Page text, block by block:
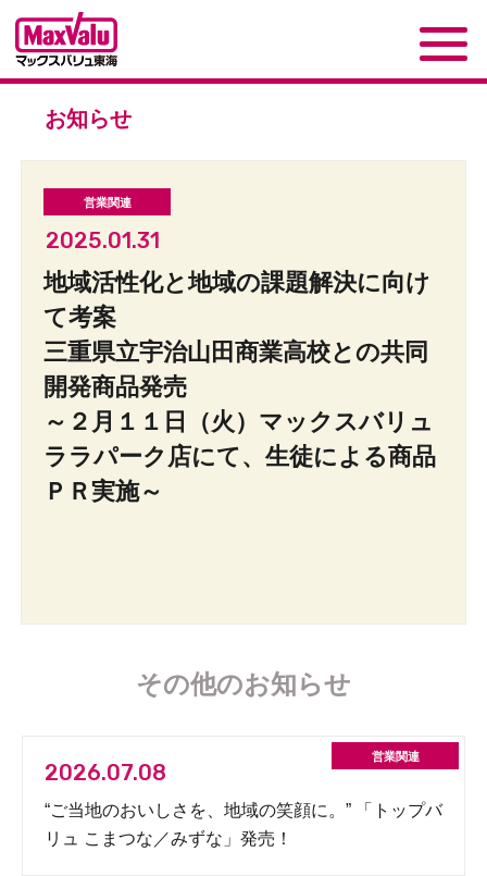
お知らせ
2025.01.31
地域活性化と地域の課題解決に向け
て考案
三重県立宇治山田商業高校との共同
開発商品発売
～２月１１日（火）マックスバリュ
ララパーク店にて、生徒による商品
ＰＲ実施～
その他のお知らせ
2026.07.08
“ご当地のおいしさを、地域の笑顔に。” 「トップバ
リュ こまつな／みずな」発売！